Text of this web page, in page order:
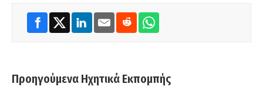
Προηγούμενα Ηχητικά Εκπομπής